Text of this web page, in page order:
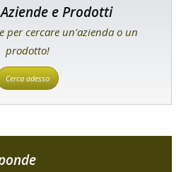
e Prodotti
per cercare un'azienda o un
prodotto!
Cerca adesso